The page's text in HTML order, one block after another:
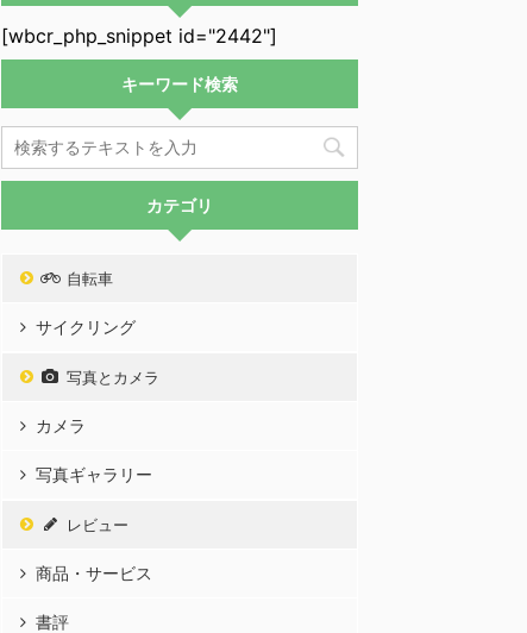
[wbcr_php_snippet id="2442"]
キーワード検索
カテゴリ
自転車
サイクリング
写真とカメラ
カメラ
写真ギャラリー
レビュー
商品・サービス
書評